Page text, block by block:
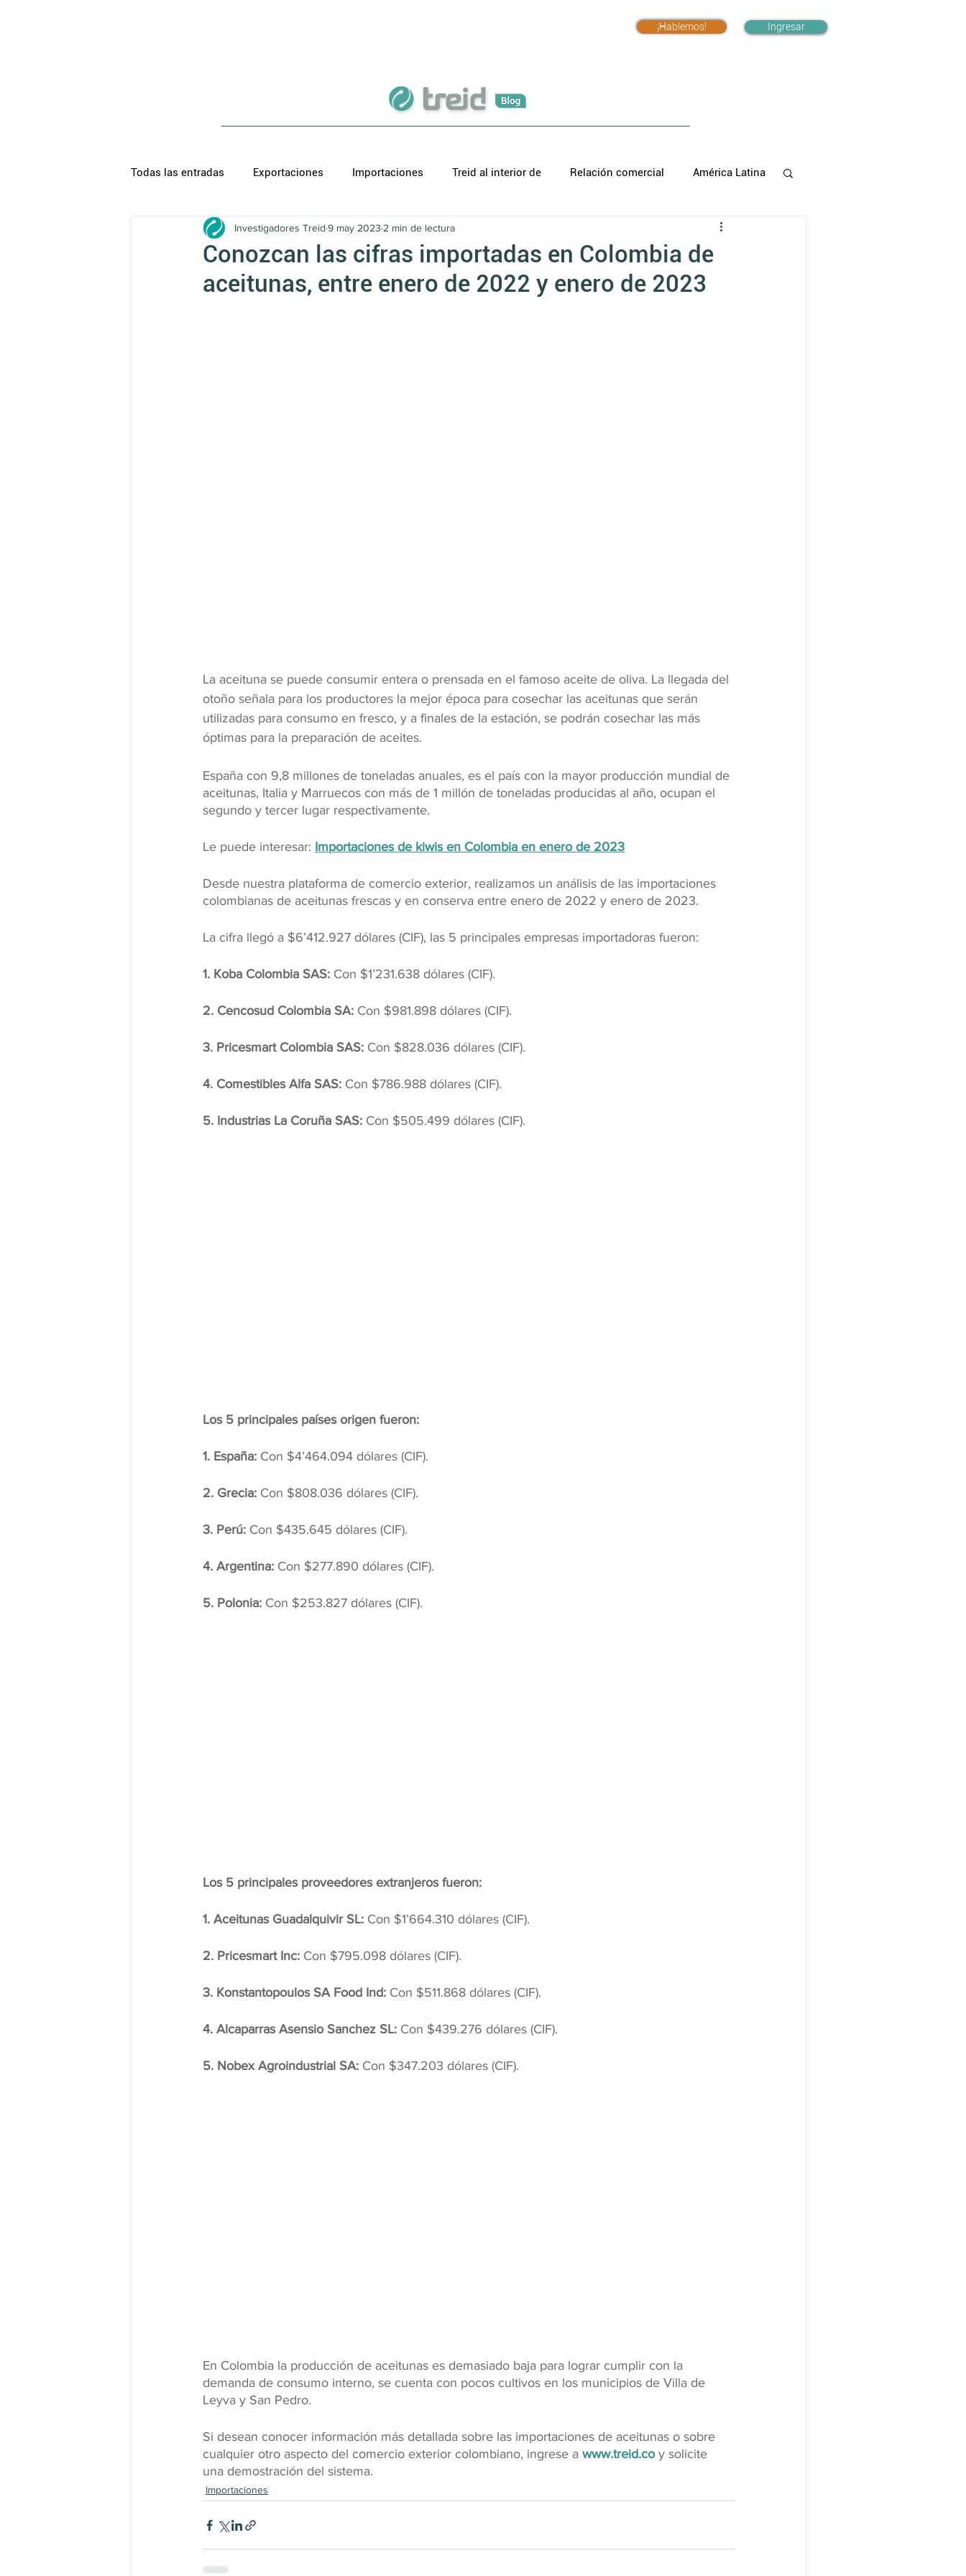
¡Hablemos! Ingresar
Todas las entradas Exportaciones Importaciones Treid al interior de Relación comercial América Latina
Conozcan las cifras importadas en Colombia de
aceitunas, entre enero de 2022 y enero de 2023
Investigadores Treid 9 may 2023 2 min de lectura
La aceituna se puede consumir entera o prensada en el famoso aceite de oliva. La llegada del
otoño señala para los productores la mejor época para cosechar las aceitunas que serán
utilizadas para consumo en fresco, y a finales de la estación, se podrán cosechar las más
óptimas para la preparación de aceites.
España con 9,8 millones de toneladas anuales, es el país con la mayor producción mundial de
aceitunas, Italia y Marruecos con más de 1 millón de toneladas producidas al año, ocupan el
segundo y tercer lugar respectivamente.
Le puede interesar: Importaciones de kiwis en Colombia en enero de 2023
Desde nuestra plataforma de comercio exterior, realizamos un análisis de las importaciones
colombianas de aceitunas frescas y en conserva entre enero de 2022 y enero de 2023.
La cifra llegó a $6’412.927 dólares (CIF), las 5 principales empresas importadoras fueron:
1. Koba Colombia SAS: Con $1’231.638 dólares (CIF).
2. Cencosud Colombia SA: Con $981.898 dólares (CIF).
3. Pricesmart Colombia SAS: Con $828.036 dólares (CIF).
4. Comestibles Alfa SAS: Con $786.988 dólares (CIF).
5. Industrias La Coruña SAS: Con $505.499 dólares (CIF).
Los 5 principales países origen fueron:
1. España: Con $4’464.094 dólares (CIF).
2. Grecia: Con $808.036 dólares (CIF).
3. Perú: Con $435.645 dólares (CIF).
4. Argentina: Con $277.890 dólares (CIF).
5. Polonia: Con $253.827 dólares (CIF).
Los 5 principales proveedores extranjeros fueron:
1. Aceitunas Guadalquivir SL: Con $1’664.310 dólares (CIF).
2. Pricesmart Inc: Con $795.098 dólares (CIF).
3. Konstantopoulos SA Food Ind: Con $511.868 dólares (CIF).
4. Alcaparras Asensio Sanchez SL: Con $439.276 dólares (CIF).
5. Nobex Agroindustrial SA: Con $347.203 dólares (CIF).
En Colombia la producción de aceitunas es demasiado baja para lograr cumplir con la
demanda de consumo interno, se cuenta con pocos cultivos en los municipios de Villa de
Leyva y San Pedro.
Si desean conocer información más detallada sobre las importaciones de aceitunas o sobre
cualquier otro aspecto del comercio exterior colombiano, ingrese a www.treid.co y solicite
una demostración del sistema.
Importaciones